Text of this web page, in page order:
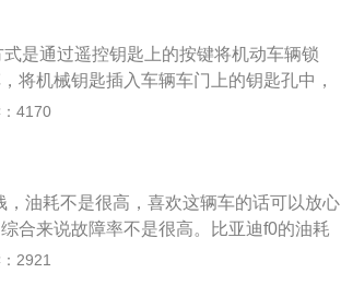
少车的振动。汽车的减震系统由弹簧和减
路面的颠簸。如果我们汽车的减震器出现
到的，汽车的稳定性变弱，汽车的晃动幅
。虽然平时的时候减震器的位置是不需要
是通过遥控钥匙上的按键将机动车辆锁
将机械钥匙插入车辆车门上的钥匙孔中，
一款微型车，车身长度是3460毫米，车辆
最小，离地间隙是140毫米，车身结构是
积是30升，车辆行李箱容积是140升，车
4170
油耗不是很高，喜欢这辆车的话可以放心
合来说故障率不是很高。比亚迪f0的油耗
平均油耗6.84油耗范围5.90～7.7
2921